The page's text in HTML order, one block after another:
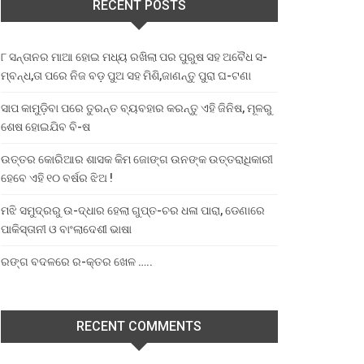
RECENT POSTS
୮ ସନ୍ତାନର ମାଆ ହୋଇ ମଧ୍ୟ ରଖିଲା ପର ପୁରୁଷ ସହ ଅବୈଧ ସ-
ମ୍ବନ୍ଧ,ତା ପରେ ନିଜ ବଡ଼ ପୁଅ ସହ ମିଶି,ଜାଣନ୍ତୁ ପୁରା ଘ-ଟଣା
ସାପ କାମୁଡ଼ିବା ପରେ ତୁରନ୍ତ ବ୍ୟବହାର କରନ୍ତୁ ଏହି ଜିନିଷ, ମୂଳରୁ
ଶେଷ ହୋଇଯିବ ବି-ଷ
ଉତ୍ତର କୋରିଆର ଶାସକ କିମ ଜୋଙ୍ଗ ଉନଙ୍କ ଉତ୍ତରାଧିକାରୀ
ହେବେ ଏହି ୧୦ ବର୍ଷର ଝିଅ !
ମଝି ସମୁଦ୍ରରୁ ଉ-ଦ୍ଧାର ହେଲା ଗୁପ୍ତ-ଚର ଧଳା ପାରା, ଡେଣାରେ
ପାକିସ୍ତାନୀ ଓ ବାଂଲାଦେଶୀ ଭାଷା
ରଙ୍ଗ ବଦଳରେ ର-କ୍ତର ଖେଳ …..
RECENT COMMENTS